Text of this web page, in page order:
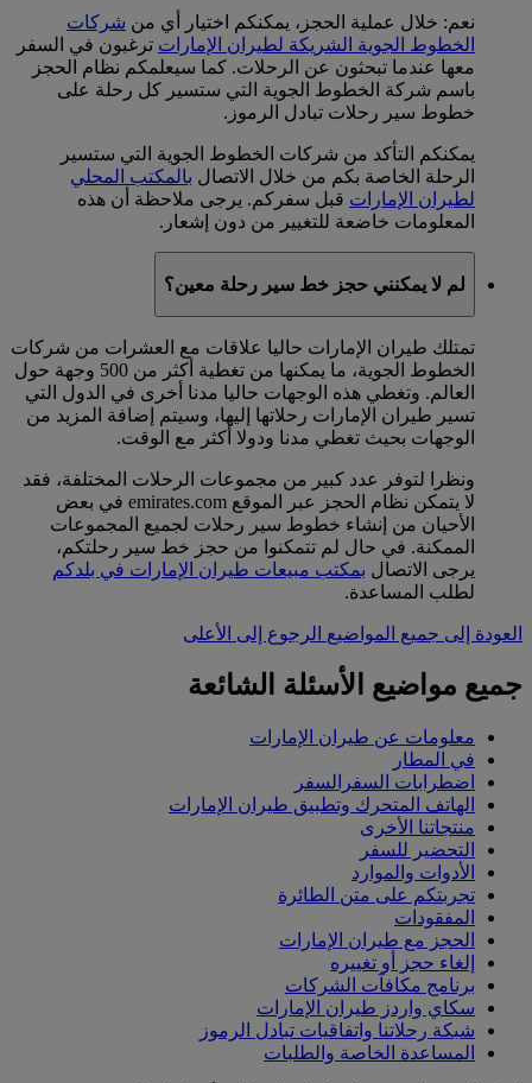
نعم: خلال عملية الحجز، يمكنكم اختيار أي من شركات
الخطوط الجوية الشريكة لطيران الإمارات ترغبون في السفر
معها عندما تبحثون عن الرحلات. كما سيعلمكم نظام الحجز
باسم شركة الخطوط الجوية التي ستسير كل رحلة على
خطوط سير رحلات تبادل الرموز.
يمكنكم التأكد من شركات الخطوط الجوية التي ستسير
الرحلة الخاصة بكم من خلال الاتصال بالمكتب المحلي
لطيران الإمارات قبل سفركم. يرجى ملاحظة أن هذه
المعلومات خاضعة للتغيير من دون إشعار.
لم لا يمكنني حجز خط سير رحلة معين؟
تمتلك طيران الإمارات حاليا علاقات مع العشرات من شركات
الخطوط الجوية، ما يمكنها من تغطية أكثر من 500 وجهة حول
العالم. وتغطي هذه الوجهات حاليا مدنا أخرى في الدول التي
تسير طيران الإمارات رحلاتها إليها، وسيتم إضافة المزيد من
الوجهات بحيث تغطي مدنا ودولا أكثر مع الوقت.
ونظرا لتوفر عدد كبير من مجموعات الرحلات المختلفة، فقد
لا يتمكن نظام الحجز عبر الموقع emirates.com في بعض
الأحيان من إنشاء خطوط سير رحلات لجميع المجموعات
الممكنة. في حال لم تتمكنوا من حجز خط سير رحلتكم،
يرجى الاتصال بمكتب مبيعات طيران الإمارات في بلدكم
لطلب المساعدة.
العودة إلى جميع المواضيع الرجوع إلى الأعلى
جميع مواضيع الأسئلة الشائعة
معلومات عن طيران الإمارات
في المطار
اضطرابات السفرالسفر
الهاتف المتحرك وتطبيق طيران الإمارات
منتجاتنا الأخرى
التحضير للسفر
الأدوات والموارد
تجربتكم على متن الطائرة
المفقودات
الحجز مع طيران الإمارات
إلغاء حجز أو تغييره
برنامج مكافآت الشركات
سكاي واردز طيران الإمارات
شبكة رحلاتنا واتفاقيات تبادل الرموز
المساعدة الخاصة والطلبات